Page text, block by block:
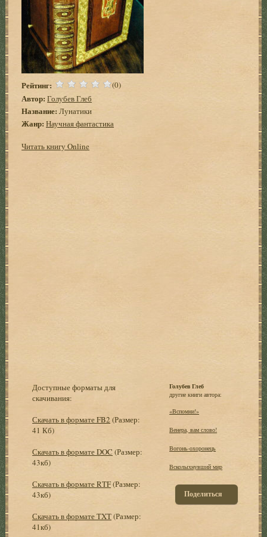
Рейтинг: (0)
Автор: Голубев Глеб
Название: Лунатики
Жанр: Научная фантастика
Читать книгу Online
Доступные форматы для
скачивания:
Скачать в формате FB2 (Размер:
41 Кб)
Скачать в формате DOC (Размер:
43кб)
Скачать в формате RTF(Размер:
43кб)
Скачать в формате TXT(Размер:
41кб)
Голубев Глеб
другие книги автора:
«Вспомни!»
Венера, вам слово!
Вогонь-охоронець
Всколыхнувший мир
Поделиться